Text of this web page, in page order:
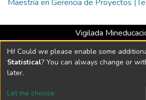
Maestría en Gerencia de Proyectos
Vigilada
Universidad con Acreditación
Resolución MEN 2158
DSpace software copyright ©
Hi! Could we please enable some
Statistical? You can always change or
later.
Let me choose